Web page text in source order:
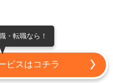
・転職なら！
ビスはコチラ